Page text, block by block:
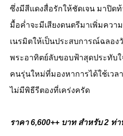
ซึ่งมีสีแดงสื่อรักให้ชัดเจน มาปิด
มื้อค่ำจะมีเสียงดนตรีมาเพิ่มควา
เนรมิตให้เป็นประสบการณ์ฉลอง
พระอาทิตย์ลับขอบฟ้าสุดประทับ
คนรุ่นใหม่ที่มองหาการได้ใช้เวล
ไม่มีพิธีรีตองที่เคร่งครัด
ราคา6,600++ บาท สำหรับ2 ท่า